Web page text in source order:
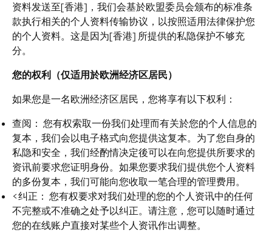
资料发送至[香港]，我们会基於欧盟委员会颁布的标准条
款执行相关的个人资料传输协议，以按照适用法律保护您
的个人资料。这是因为[香港] 所提供的私隐保护不够充
分。
您的权利（仅适用於欧洲经济区居民）
如果您是一名欧洲经济区居民，您将享有以下权利：
查阅： 您有权索取一份我们处理而有关於您的个人信息的
复本，我们会以电子格式向您提供这复本。为了您自身的
私隐和安全，我们经酌情决定後可以在向您提供所要求的
资讯前要求您证明身份。如果您要求我们提供您个人资料
的多份复本，我们可能向您收取一笔合理的管理费用。
<纠正： 您有权要求对我们处理的您的个人资讯中的任何
不完整或不准确之处予以纠正。请注意，您可以随时通过
您的在线账户直接对某些个人资讯作出调整。